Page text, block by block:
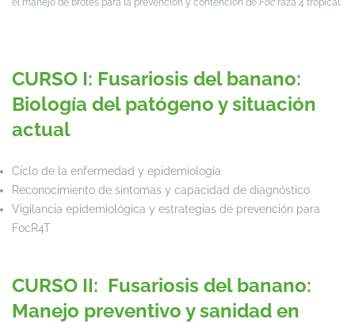
el manejo de brotes para la prevención y contención de Foc raza 4 tropical.
CURSO I: Fusariosis del banano:
Biología del patógeno y situación
actual
Ciclo de la enfermedad y epidemiología
Reconocimiento de síntomas y capacidad de diagnóstico
Vigilancia epidemiológica y estrategias de prevención para
FocR4T
CURSO II: Fusariosis del banano:
Manejo preventivo y sanidad en